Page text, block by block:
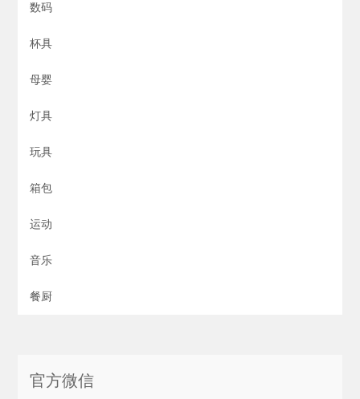
数码
杯具
母婴
灯具
玩具
箱包
运动
音乐
餐厨
官方微信